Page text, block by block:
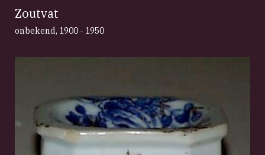
Zoutvat
onbekend, 1900 - 1950